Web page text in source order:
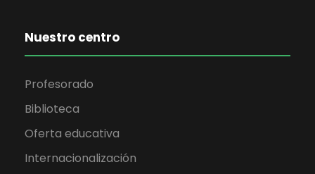
Nuestro centro
Profesorado
Biblioteca
Oferta educativa
Internacionalización